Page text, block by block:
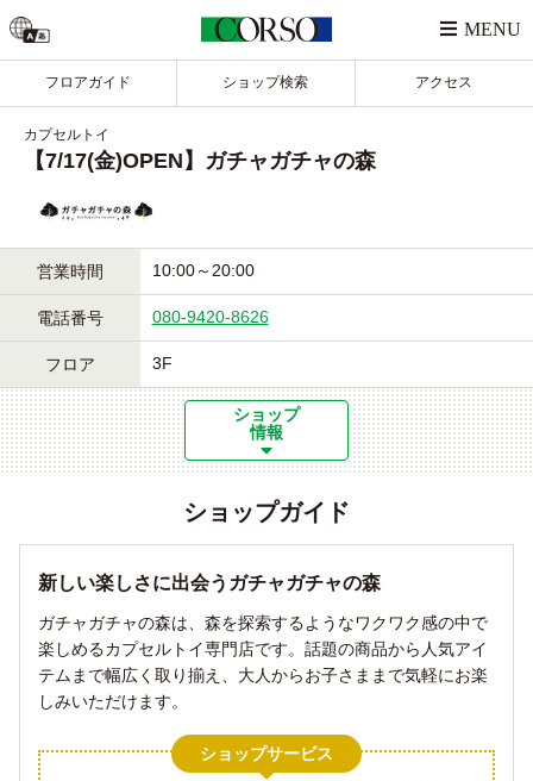
フロアガイド ショップ検索 アクセス
カプセルトイ
【7/17(金)OPEN】ガチャガチャの森
営業時間 10:00～20:00
電話番号 080-9420-8626
フロア 3F
ショップ
情報
ショップガイド
新しい楽しさに出会うガチャガチャの森
ガチャガチャの森は、森を探索するようなワクワク感の中で
楽しめるカプセルトイ専門店です。話題の商品から人気アイ
テムまで幅広く取り揃え、大人からお子さままで気軽にお楽
しみいただけます。
ショップサービス